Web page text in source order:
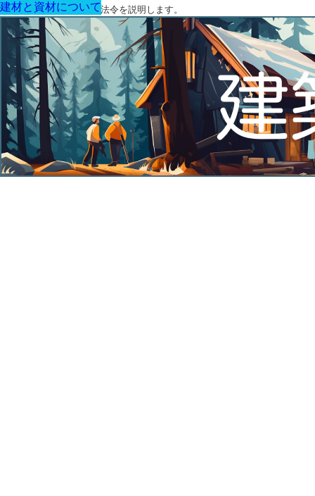
建築に関する用語と関連法令を説明します。
建材と資材について
建材と資材について
建材と資材について
建材と資材について
建材と資材について
建材と資材について
建材と資材について